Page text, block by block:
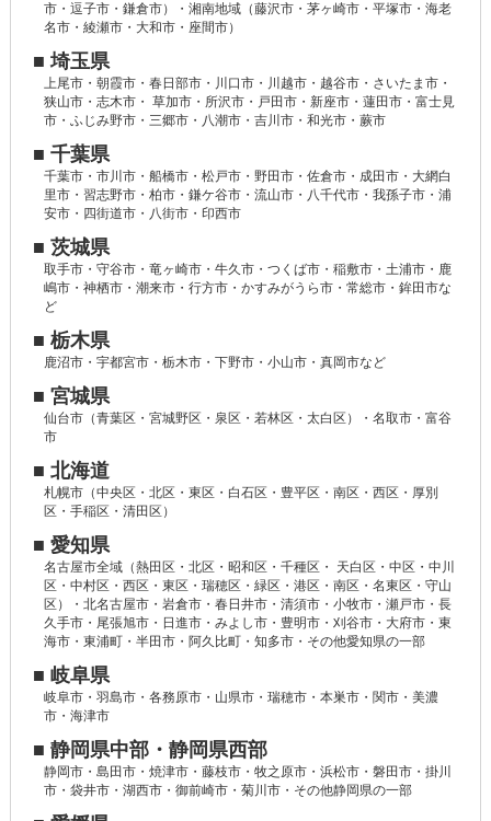
市・逗子市・鎌倉市）・湘南地域（藤沢市・茅ヶ崎市・平塚市・海老
名市・綾瀬市・大和市・座間市）
■ 埼玉県
上尾市・朝霞市・春日部市・川口市・川越市・越谷市・さいたま市・
狭山市・志木市・ 草加市・所沢市・戸田市・新座市・蓮田市・富士見
市・ふじみ野市・三郷市・八潮市・吉川市・和光市・蕨市
■ 千葉県
千葉市・市川市・船橋市・松戸市・野田市・佐倉市・成田市・大網白
里市・習志野市・柏市・鎌ケ谷市・流山市・八千代市・我孫子市・浦
安市・四街道市・八街市・印西市
■ 茨城県
取手市・守谷市・竜ヶ崎市・牛久市・つくば市・稲敷市・土浦市・鹿
嶋市・神栖市・潮来市・行方市・かすみがうら市・常総市・鉾田市な
ど
■ 栃木県
鹿沼市・宇都宮市・栃木市・下野市・小山市・真岡市など
■ 宮城県
仙台市（青葉区・宮城野区・泉区・若林区・太白区）・名取市・富谷
市
■ 北海道
札幌市（中央区・北区・東区・白石区・豊平区・南区・西区・厚別
区・手稲区・清田区）
■ 愛知県
名古屋市全域（熱田区・北区・昭和区・千種区・ 天白区・中区・中川
区・中村区・西区・東区・瑞穂区・緑区・港区・南区・名東区・守山
区）・北名古屋市・岩倉市・春日井市・清須市・小牧市・瀬戸市・長
久手市・尾張旭市・日進市・みよし市・豊明市・刈谷市・大府市・東
海市・東浦町・半田市・阿久比町・知多市・その他愛知県の一部
■ 岐阜県
岐阜市・羽島市・各務原市・山県市・瑞穂市・本巣市・関市・美濃
市・海津市
■ 静岡県中部・静岡県西部
静岡市・島田市・焼津市・藤枝市・牧之原市・浜松市・磐田市・掛川
市・袋井市・湖西市・御前崎市・菊川市・その他静岡県の一部